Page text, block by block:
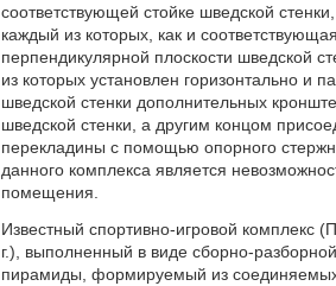
соответствующей стойке шведской
каждый из которых, как и
перпендикулярной плоскости шведской
из которых установлен горизонтально и
шведской стенки дополнительных
шведской стенки, а другим концом
перекладины с помощью опорного
данного комплекса является
помещения.
Известный спортивно-игровой комплекс
г.), выполненный в виде сборно-
пирамиды, формируемый из соединяемых